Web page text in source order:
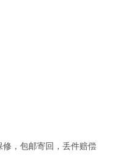
，包邮寄回，丢件赔偿